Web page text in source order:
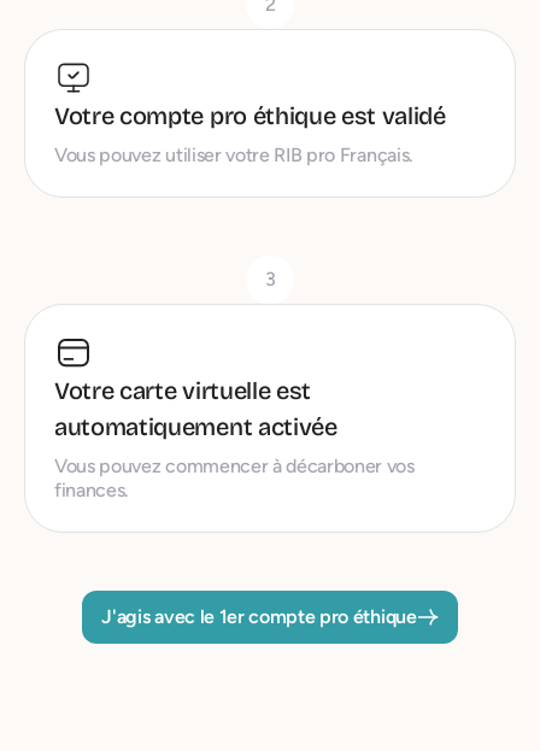
Votre compte pro éthique est validé
Vous pouvez utiliser votre RIB pro Français.
3
Votre carte virtuelle est
automatiquement activée
Vous pouvez commencer à décarboner vos
finances.
J'agis avec le 1er compte pro éthique